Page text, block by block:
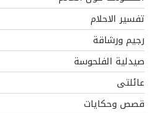
تفسير الاحلام
رجيم ورشاقة
صيدلية الفلحوسة
عائلتى
قصص وحكايات